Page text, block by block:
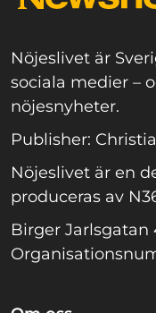
Nöjeslivet är
sociala medier –
nöjesnyheter.
Publisher:
Nöjeslivet är en
produceras av
Birger Jarlsgatan